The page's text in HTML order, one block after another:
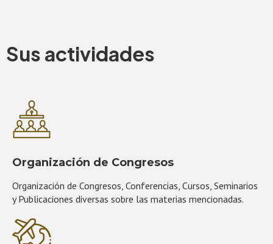
Sus actividades
Organización de Congresos
Organización de Congresos, Conferencias, Cursos, Seminarios
y Publicaciones diversas sobre las materias mencionadas.